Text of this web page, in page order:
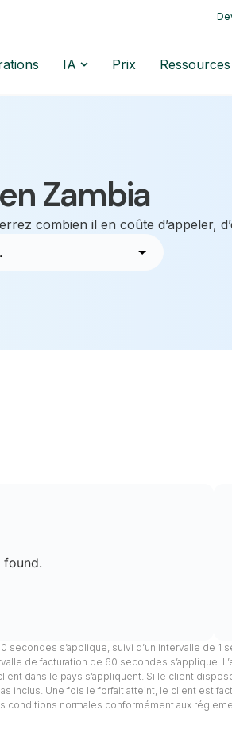
IA Prix Ressources
Zambia
combien il en coûte d’appeler,
found.
s’applique, suivi d’un intervalle de
de facturation de 60 secondes s’applique.
dans le pays s’appliquent. Si le client
Une fois le forfait atteint, le client est
normales conformément aux